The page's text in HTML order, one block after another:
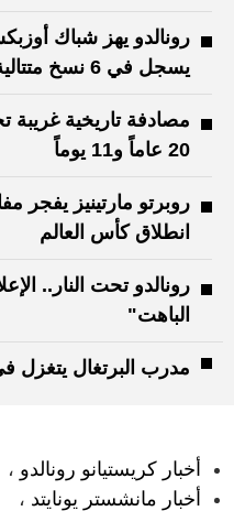
رونالدو يهز شباك
يسجل في 6 نسخ متتالية بكأس العالم
مصادفة تاريخية غريبة
20 عاماً و11 يوماً
روبرتو مارتينيز يفجر
انطلاق كأس العالم
رونالدو تحت النار..
الباهت"
مدرب البرتغال يتغزل
أخبار كريستيانو رونالدو ،
أخبار مانشستر يونايتد ،